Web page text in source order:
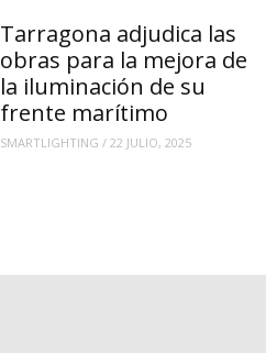
Tarragona adjudica las
obras para la mejora de
la iluminación de su
frente marítimo
SMARTLIGHTING /22 JULIO, 2025